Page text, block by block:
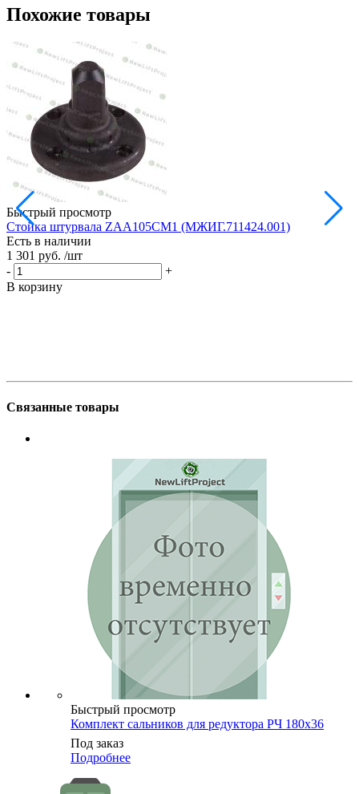
Похожие товары
Быстрый просмотр
Стойка штурвала ZAA105CM1 (МЖИГ.711424.001)
Есть в наличии
1 301 руб. /шт
-
+
В корзину
Связанные товары
Быстрый просмотр
Комплект сальников для редуктора РЧ 180х36
Под заказ
Подробнее